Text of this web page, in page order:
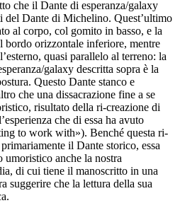
che il Dante di esperanza/galaxy
del Dante di Michelino. Quest’ultimo
al corpo, col gomito in basso, e la
bordo orizzontale inferiore, mentre
quasi parallelo al terreno: la
galaxy descritta sopra è la
Questo Dante stanco e
che una dissacrazione fine a se
risultato della ri-creazione di
che di essa ha avuto
to work with»). Benché questa ri-
il Dante storico, essa
umoristico anche la nostra
, di cui tiene il manoscritto in una
suggerire che la lettura della sua